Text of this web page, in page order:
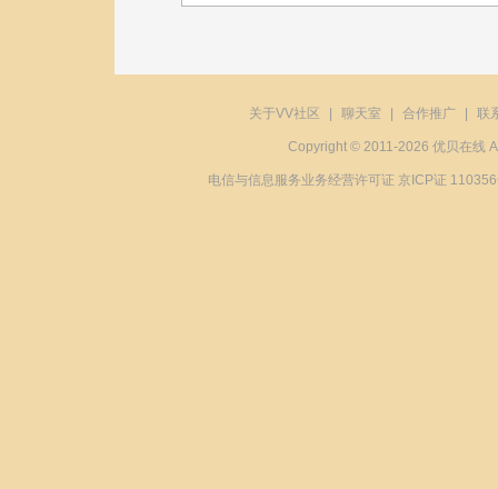
关于VV社区 聊天室 合作推广 联
Copyright © 2011-2026 优贝在线
电信与信息服务业务经营许可证 京ICP证